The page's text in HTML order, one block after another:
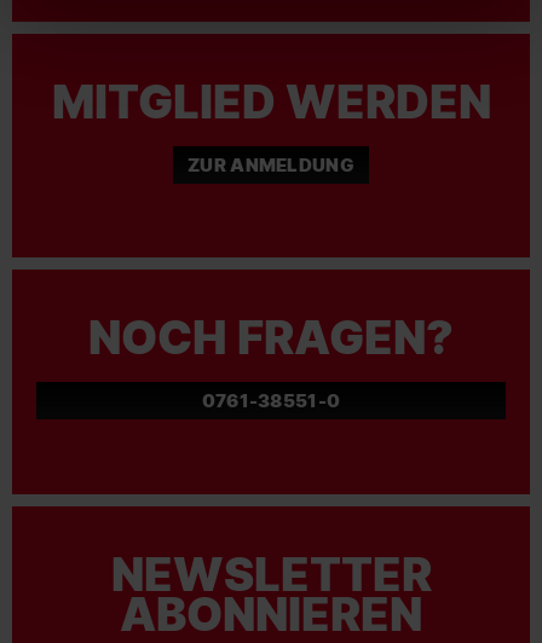
MITGLIED WERDEN
ZUR ANMELDUNG
NOCH FRAGEN?
0761-38551-0
NEWSLETTER
ABONNIEREN